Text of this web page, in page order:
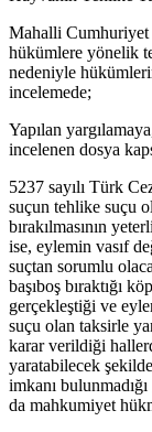
Mahalli Cumhuriyet
hükümlere yönelik
nedeniyle
incelemede;
Yapılan
incelenen dosya
5237 sayılı Türk
suçun tehlike suçu
bırakılmasının
ise, eylemin vasıf
suçtan sorumlu
başıboş bıraktığı
gerçekleştiği ve
suçu olan taksirle
karar verildiği
yaratabilecek şekilde
imkanı
da mahkumiyet